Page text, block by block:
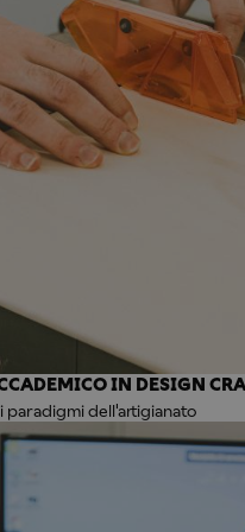
IN DESIGN
paradigmi dell'artigianato